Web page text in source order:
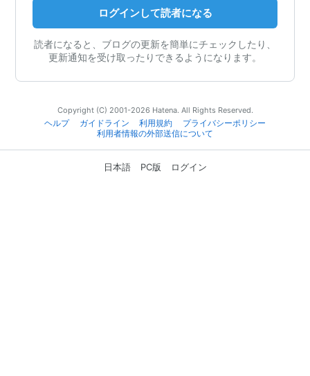
ログインして読者になる
読者になると、ブログの更新を簡単にチェックしたり、
更新通知を受け取ったりできるようになります。
Copyright (C) 2001-2026 Hatena. All Rights Reserved.
ヘルプ
ガイドライン 利用規約
プライバシーポリシー
利用者情報の外部送信について
日本語 PC版 ログイン